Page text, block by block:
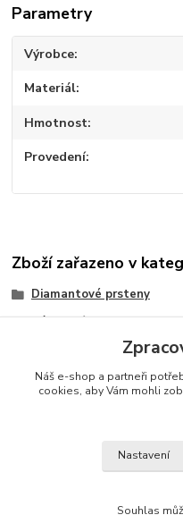
Parametry
Výrobce
Materiál
Hmotnost
Provedení
Zboží zařazeno v
Diamantové prsteny
Zásnubní prsteny
Bílé zlato
Náš e-shop a partneři
cookies, aby Vám mohli
Nastavení
Souhlas